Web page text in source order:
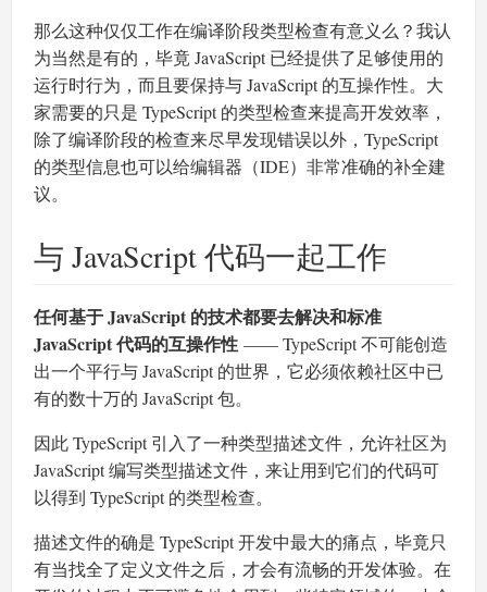
那么这种仅仅工作在编译阶段类型检查有意义么？我认
为当然是有的，毕竟 JavaScript 已经提供了足够使用的
运行时行为，而且要保持与 JavaScript 的互操作性。大
家需要的只是 TypeScript 的类型检查来提高开发效率，
除了编译阶段的检查来尽早发现错误以外，TypeScript
的类型信息也可以给编辑器（IDE）非常准确的补全建
议。
与 JavaScript 代码一起工作
任何基于 JavaScript 的技术都要去解决和标准
JavaScript 代码的互操作性 —— TypeScript 不可能创造
出一个平行与 JavaScript 的世界，它必须依赖社区中已
有的数十万的 JavaScript 包。
因此 TypeScript 引入了一种类型描述文件，允许社区为
JavaScript 编写类型描述文件，来让用到它们的代码可
以得到 TypeScript 的类型检查。
描述文件的确是 TypeScript 开发中最大的痛点，毕竟只
有当找全了定义文件之后，才会有流畅的开发体验。在